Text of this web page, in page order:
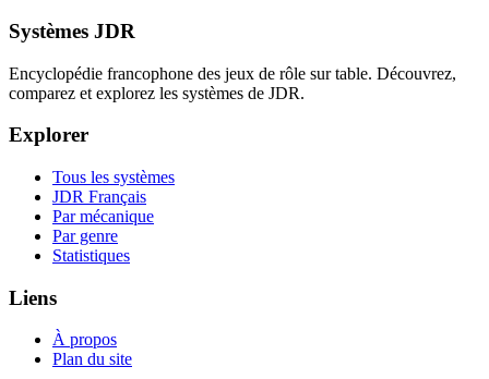
Systèmes JDR
Encyclopédie francophone des jeux de rôle sur table. Découvrez,
comparez et explorez les systèmes de JDR.
Explorer
Tous les systèmes
JDR Français
Par mécanique
Par genre
Statistiques
Liens
À propos
Plan du site